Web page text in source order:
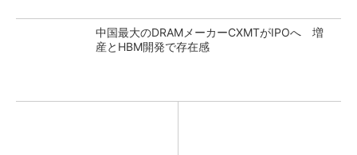
中国最大のDRAMメーカーCXMTがIPOへ 増
産とHBM開発で存在感